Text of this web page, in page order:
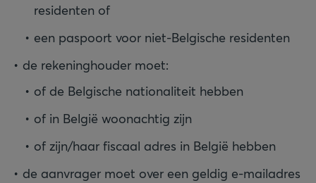
residenten of
een paspoort voor niet-Belgische residenten
de rekeninghouder moet:
of de Belgische nationaliteit hebben
of in België woonachtig zijn
of zijn/haar fiscaal adres in België hebben
de aanvrager moet over een geldig e-mailadres